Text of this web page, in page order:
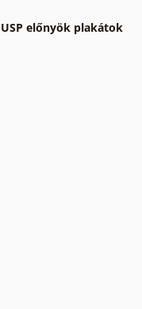
USP előnyök plakátok